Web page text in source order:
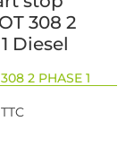
308 2
Diesel
2 PHASE 1
TTC